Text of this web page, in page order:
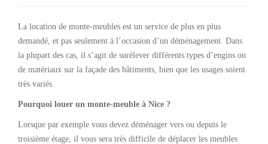
La location de monte-meubles est un service de plus en plus
demandé, et pas seulement à l’occasion d’un déménagement. Dans
la plupart des cas, il s’agit de surélever différents types d’engins ou
de matériaux sur la façade des bâtiments, bien que les usages soient
très variés.
Pourquoi louer un monte-meuble à Nice ?
Lorsque par exemple vous devez déménager vers ou depuis le
troisième étage, il vous sera très difficile de déplacer les meubles